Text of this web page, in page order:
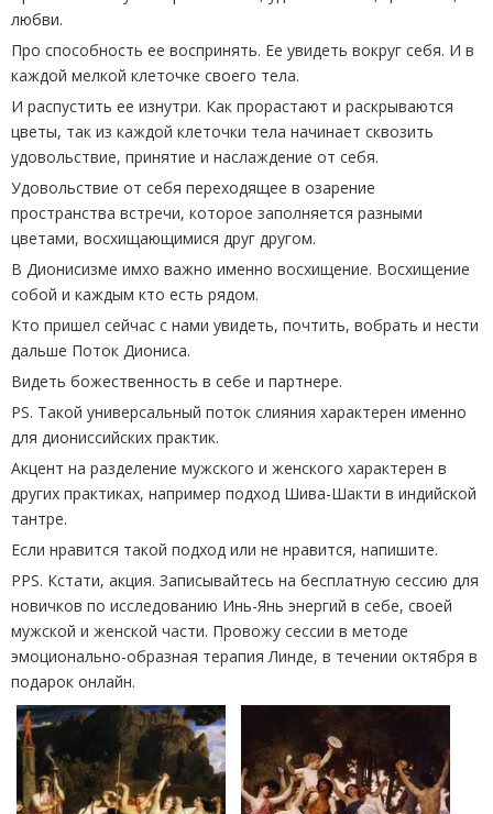
любви.
Про способность ее воспринять. Ее увидеть вокруг себя. И в
каждой мелкой клеточке своего тела.
И распустить ее изнутри. Как прорастают и раскрываются
цветы, так из каждой клеточки тела начинает сквозить
удовольствие, принятие и наслаждение от себя.
Удовольствие от себя переходящее в озарение
пространства встречи, которое заполняется разными
цветами, восхищающимися друг другом.
В Дионисизме имхо важно именно восхищение. Восхищение
собой и каждым кто есть рядом.
Кто пришел сейчас с нами увидеть, почтить, вобрать и нести
дальше Поток Диониса.
Видеть божественность в себе и партнере.
PS. Такой универсальный поток слияния характерен именно
для диониссийских практик.
Акцент на разделение мужского и женского характерен в
других практиках, например подход Шива-Шакти в индийской
тантре.
Если нравится такой подход или не нравится, напишите.
PPS. Кстати, акция. Записывайтесь на бесплатную сессию для
новичков по исследованию Инь-Янь энергий в себе, своей
мужской и женской части. Провожу сессии в методе
эмоционально-образная терапия Линде, в течении октября в
подарок онлайн.